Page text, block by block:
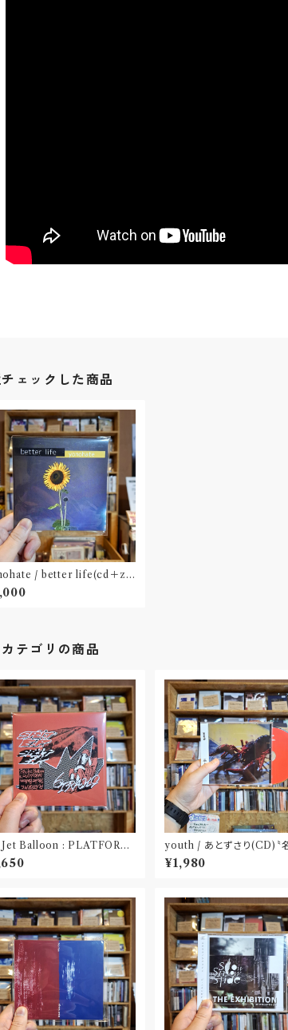
ェックした商品
/ better life(cd＋zin
札幌・苫小牧〟
カテゴリの商品
Balloon : PLATFORM
EP(CD)〝長野〟×〝大阪〟
youth / あとずさり(CD)〝
屋〟
¥1,980